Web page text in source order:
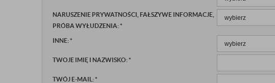
NARUSZENIE PRYWATNOŚCI, FAŁSZYWE INFORMACJE,
PRÓBA WYŁUDZENIA:*
INNE:*
TWOJE IMIĘ I NAZWISKO:*
TWÓJ E-MAIL:*